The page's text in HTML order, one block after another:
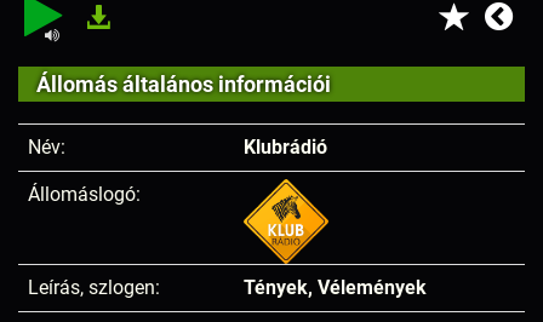
Állomás általános információi
Név: Klubrádió
Állomáslogó:
Leírás, szlogen: Tények, Vélemények